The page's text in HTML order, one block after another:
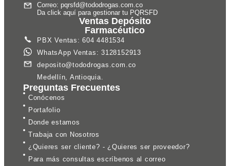
Correo: pqrsfd@tododrogas.com.co
Da click aquí para gestionar tu PQRSFD
Ventas Depósito
Farmacéutico
PBX Ventas: 604 4481534
WhatsApp Ventas: 3128152913
deposito@tododrogas.com.co
Medellín, Antioquia.
Preguntas Frecuentes
Conócenos
Portafolio
Donde estamos
Trabaja con Nosotros
¿Quieres ser cliente? - ¿Quieres ser proveedor?
Para más consultas escríbenos al correo